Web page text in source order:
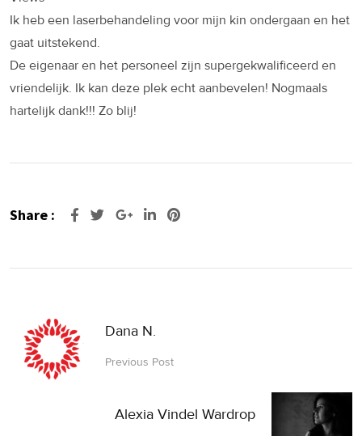
Ik heb een laserbehandeling voor mijn kin ondergaan en het
gaat uitstekend.
De eigenaar en het personeel zijn supergekwalificeerd en
vriendelijk. Ik kan deze plek echt aanbevelen! Nogmaals
hartelijk dank!!! Zo blij!
Share : Google+LinkedIn
Pinterest
Dana N.
Previous Post
Alexia Vindel Wardrop